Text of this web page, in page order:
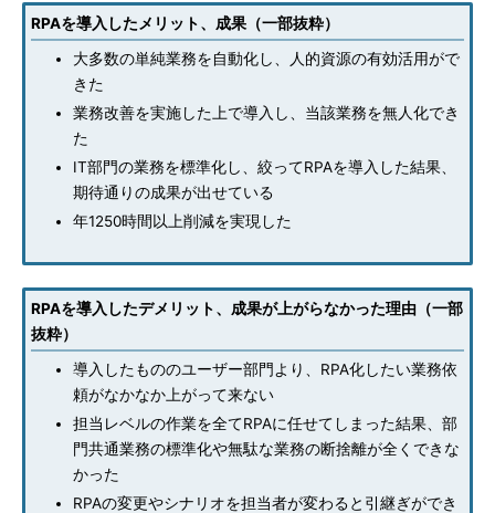
RPAを導入したメリット、成果（一部抜粋）
大多数の単純業務を自動化し、人的資源の有効活用がで
きた
業務改善を実施した上で導入し、当該業務を無人化でき
た
IT部門の業務を標準化し、絞ってRPAを導入した結果、
期待通りの成果が出せている
年1250時間以上削減を実現した
RPAを導入したデメリット、成果が上がらなかった理由（一部
抜粋）
導入したもののユーザー部門より、RPA化したい業務依
頼がなかなか上がって来ない
担当レベルの作業を全てRPAに任せてしまった結果、部
門共通業務の標準化や無駄な業務の断捨離が全くできな
かった
RPAの変更やシナリオを担当者が変わると引継ぎができ